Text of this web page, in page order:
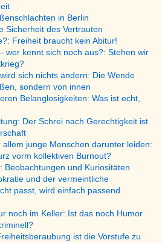
in Berlin
Sicherheit des Vertrauten
Freiheit braucht kein Abitur!
wer kennt sich noch aus?: Stehen wir
sich nichts ändern: Die Wende
sondern von innen
Belanglosigkeiten: Was ist echt,
Der Schrei nach Gerechtigkeit ist
junge Menschen darunter leiden:
vorm kollektiven Burnout?
Beobachtungen und Kuriositäten
und der vermeintliche
passt, wird einfach passend
noch im Keller: Ist das noch Humor
ist die Vorstufe zu